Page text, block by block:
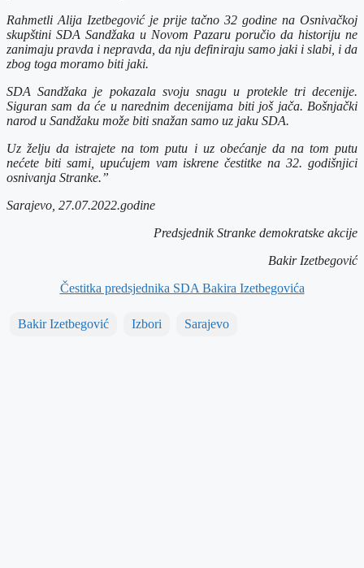
Rahmetli Alija Izetbegović je prije tačno 32 godine na Osnivačkoj
skupštini SDA Sandžaka u Novom Pazaru poručio da historiju ne
zanimaju pravda i nepravda, da nju definiraju samo jaki i slabi, i da
zbog toga moramo biti jaki.
SDA Sandžaka je pokazala svoju snagu u protekle tri decenije.
Siguran sam da će u narednim decenijama biti još jača. Bošnjački
narod u Sandžaku može biti snažan samo uz jaku SDA.
Uz želju da istrajete na tom putu i uz obećanje da na tom putu
nećete biti sami, upućujem vam iskrene čestitke na 32. godišnjici
osnivanja Stranke.”
Sarajevo, 27.07.2022.godine
Predsjednik Stranke demokratske akcije
Bakir Izetbegović
Čestitka predsjednika SDA Bakira Izetbegovića
Bakir Izetbegović Izbori Sarajevo